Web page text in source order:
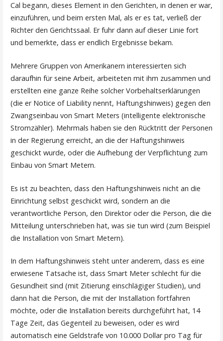
Cal begann, dieses Element in den Gerichten, in denen er war,
einzuführen, und beim ersten Mal, als er es tat, verließ der
Richter den Gerichtssaal. Er fuhr dann auf dieser Linie fort
und bemerkte, dass er endlich Ergebnisse bekam.
Mehrere Gruppen von Amerikanern interessierten sich
daraufhin für seine Arbeit, arbeiteten mit ihm zusammen und
erstellten eine ganze Reihe solcher Vorbehaltserklärungen
(die er Notice of Liability nennt, Haftungshinweis) gegen den
Zwangseinbau von Smart Meters (intelligente elektronische
Stromzähler). Mehrmals haben sie den Rücktritt der Personen
in der Regierung erreicht, an die der Haftungshinweis
geschickt wurde, oder die Aufhebung der Verpflichtung zum
Einbau von Smart Metern.
Es ist zu beachten, dass den Haftungshinweis nicht an die
Einrichtung selbst geschickt wird, sondern an die
verantwortliche Person, den Direktor oder die Person, die die
Mitteilung unterschrieben hat, was sie tun wird (zum Beispiel
die Installation von Smart Metern).
In dem Haftungshinweis steht unter anderem, dass es eine
erwiesene Tatsache ist, dass Smart Meter schlecht für die
Gesundheit sind (mit Zitierung einschlägiger Studien), und
dann hat die Person, die mit der Installation fortfahren
möchte, oder die Installation bereits durchgeführt hat, 14
Tage Zeit, das Gegenteil zu beweisen, oder es wird
automatisch eine Geldstrafe von 10.000 Dollar pro Tag für